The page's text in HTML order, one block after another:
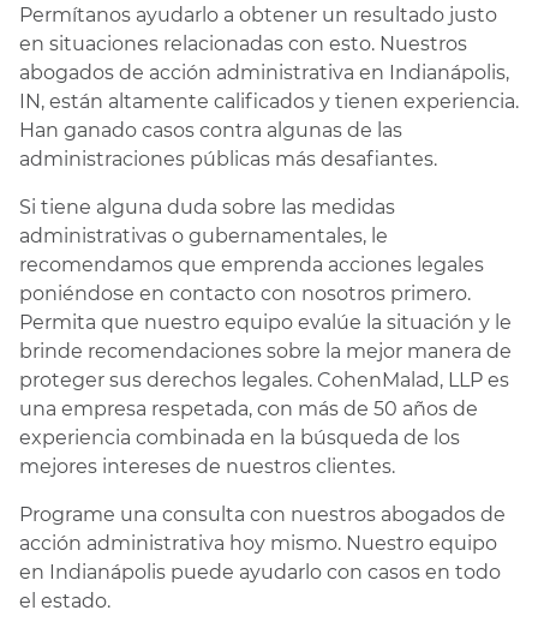
Permítanos ayudarlo a obtener un resultado justo
en situaciones relacionadas con esto. Nuestros
abogados de acción administrativa en Indianápolis,
IN, están altamente calificados y tienen experiencia.
Han ganado casos contra algunas de las
administraciones públicas más desafiantes.
Si tiene alguna duda sobre las medidas
administrativas o gubernamentales, le
recomendamos que emprenda acciones legales
poniéndose en contacto con nosotros primero.
Permita que nuestro equipo evalúe la situación y le
brinde recomendaciones sobre la mejor manera de
proteger sus derechos legales. CohenMalad, LLP es
una empresa respetada, con más de 50 años de
experiencia combinada en la búsqueda de los
mejores intereses de nuestros clientes.
Programe una consulta con nuestros abogados de
acción administrativa hoy mismo. Nuestro equipo
en Indianápolis puede ayudarlo con casos en todo
el estado.